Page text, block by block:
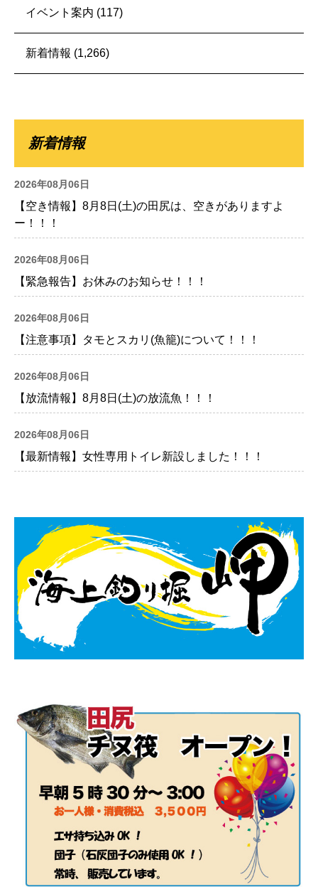
イベント案内 (117)
新着情報 (1,266)
新着情報
2026年08月06日
【空き情報】8月8日(土)の田尻は、空きがありますよ
ー！！！
2026年08月06日
【緊急報告】お休みのお知らせ！！！
2026年08月06日
【注意事項】タモとスカリ(魚籠)について！！！
2026年08月06日
【放流情報】8月8日(土)の放流魚！！！
2026年08月06日
【最新情報】女性専用トイレ新設しました！！！